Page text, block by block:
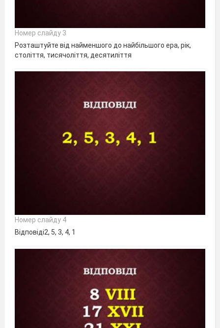
Номер слайду 3
Розташтуйте від найменшого до найбільшого ера, рік,
століття, тисячоліття, десятиліття
Номер слайду 4
Відповіді2, 5, 3, 4, 1